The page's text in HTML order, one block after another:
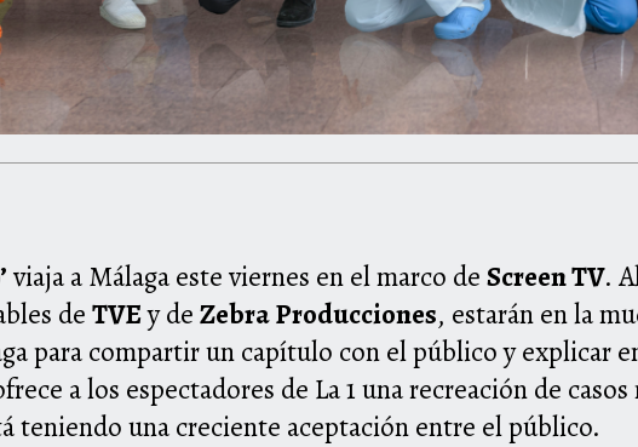
viaja a Málaga este viernes en el marco deScreen TV.
deTVEy deZebra Producciones, estarán en la
para compartir un capítulo con el público y explicar
a los espectadores de La 1 una recreación de
teniendo una creciente aceptación entre el público.